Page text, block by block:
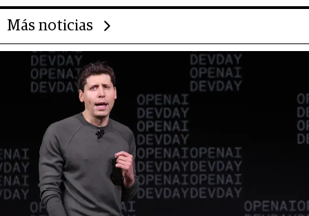
Más noticias